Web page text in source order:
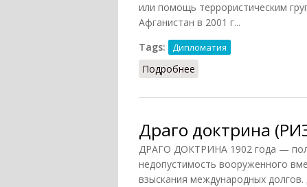
или помощь террористическим
Афганистан в 2001 г...
Tags:
Дипломатия
Подробнее
Драго доктрина
ДРАГО ДОКТРИНА 1902 года —
недопустимость вооруженного
взыскания международных